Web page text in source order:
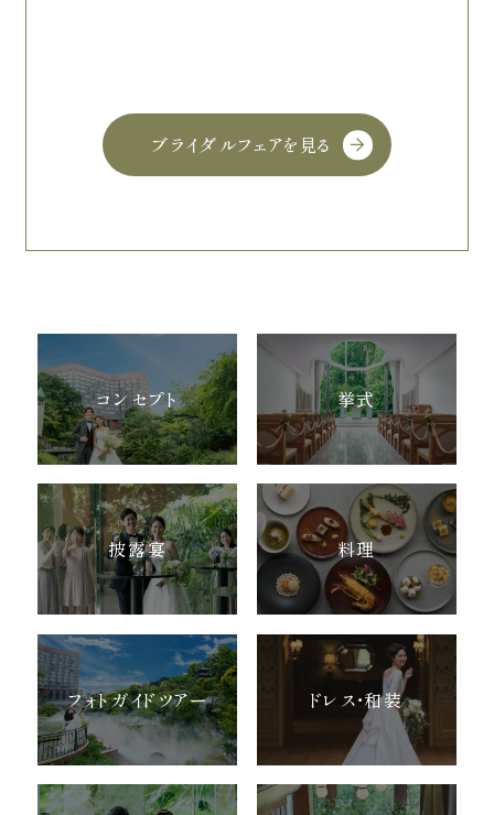
ブライダルフェアを見る
コンセプト 挙式
披露宴 料理
フォトガイドツアー ドレス・和装